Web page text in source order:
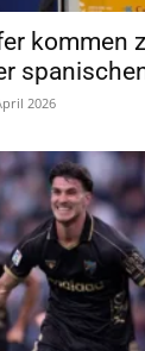
kommen
2026